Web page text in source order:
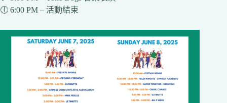
🕕 6:00 PM – 活動結束